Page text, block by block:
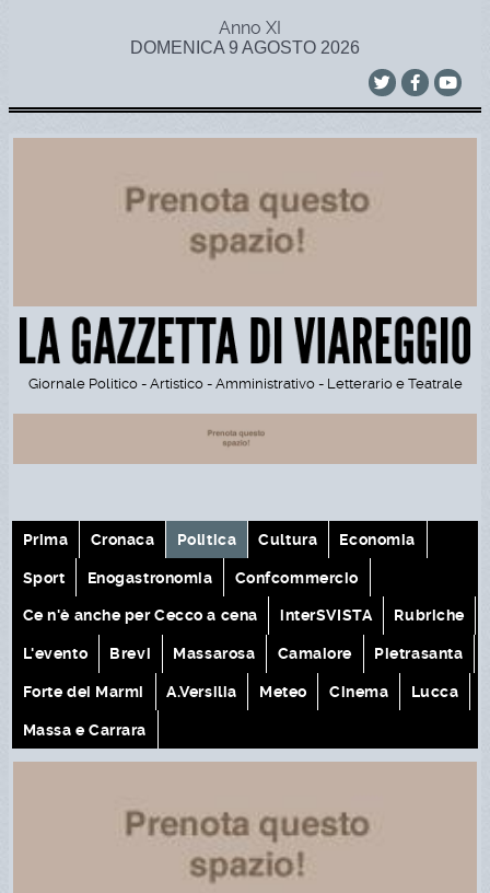
Anno XI
DOMENICA 9 AGOSTO 2026
Giornale Politico - Artistico - Amministrativo - Letterario e Teatrale
Prima Cronaca Politica Cultura Economia
Sport Enogastronomia Confcommercio
Ce n'è anche per Cecco a cena interSVISTA Rubriche
L'evento Brevi Massarosa Camaiore Pietrasanta
Forte dei Marmi A.Versilia Meteo Cinema Lucca
Massa e Carrara